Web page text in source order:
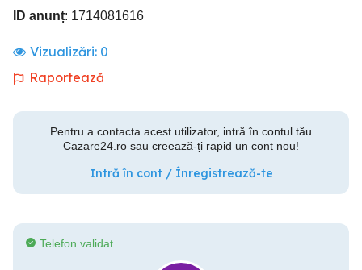
ID anunț: 1714081616
Vizualizări: 0
Raportează
Pentru a contacta acest utilizator, intră în contul tău
Cazare24.ro sau creează-ți rapid un cont nou!
Intră în cont / Înregistrează-te
Telefon validat